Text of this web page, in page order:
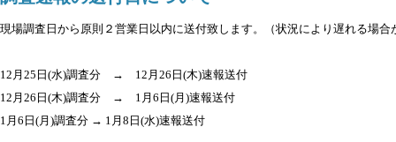
現場調査日から原則２営業日以内に送付致します。（状況により遅れる場
12月25日(水)調査分 → 12月26日(木)速報送付
12月26日(木)調査分 → 1月6日(月)速報送付
1月6日(月)調査分 → 1月8日(水)速報送付